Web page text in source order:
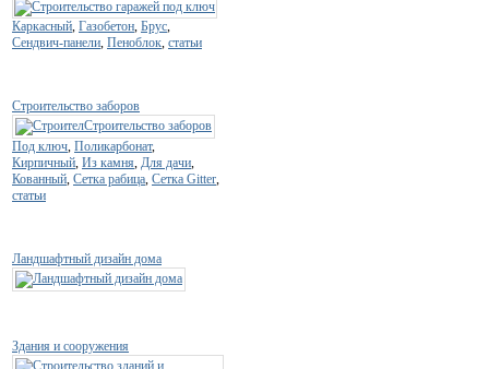
Каркасный Газобетон Брус
Сендвич-панели Пеноблок статьи
Строительство заборов
Под ключ Поликарбонат,
Кирпичный Из камня Для дачи
Кованный Сетка рабица Сетка Gitter
статьи
Ландшафтный дизайн дома
Здания и сооружения